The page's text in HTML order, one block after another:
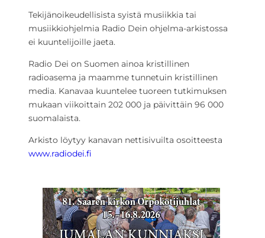
Tekijänoikeudellisista syistä musiikkia tai
musiikkiohjelmia Radio Dein ohjelma-arkistossa
ei kuuntelijoille jaeta.
Radio Dei on Suomen ainoa kristillinen
radioasema ja maamme tunnetuin kristillinen
media. Kanavaa kuuntelee tuoreen tutkimuksen
mukaan viikoittain 202 000 ja päivittäin 96 000
suomalaista.
Arkisto löytyy kanavan nettisivuilta osoitteesta
www.radiodei.fi